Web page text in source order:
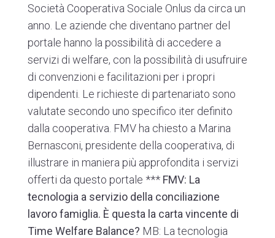
Società Cooperativa Sociale Onlus da circa un
anno. Le aziende che diventano partner del
portale hanno la possibilità di accedere a
servizi di welfare, con la possibilità di usufruire
di convenzioni e facilitazioni per i propri
dipendenti. Le richieste di partenariato sono
valutate secondo uno specifico iter definito
dalla cooperativa. FMV ha chiesto a Marina
Bernasconi, presidente della cooperativa, di
illustrare in maniera più approfondita i servizi
offerti da questo portale *** FMV: La
tecnologia a servizio della conciliazione
lavoro famiglia. È questa la carta vincente di
Time Welfare Balance? MB: La tecnologia